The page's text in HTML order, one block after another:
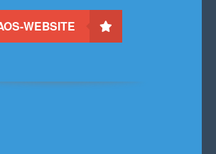
WEBSITE